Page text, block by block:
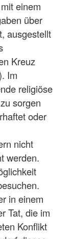
einem
über
ausgestellt
Kreuz
Im
religiöse
sorgen
oder
nicht
werden.
in einem
Tat, die im
Konflikt